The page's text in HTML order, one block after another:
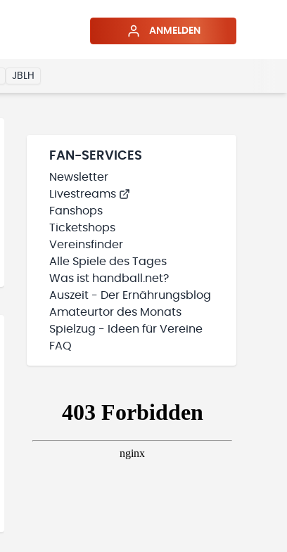
ANMELDEN
JBLH
FAN-SERVICES
Newsletter
Livestreams
Fanshops
Ticketshops
Vereinsfinder
Alle Spiele des Tages
Was ist handball.net?
Auszeit - Der Ernährungsblog
Amateurtor des Monats
Spielzug - Ideen für Vereine
FAQ